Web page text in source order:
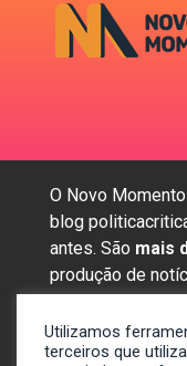
O Novo
blog
antes. São mais
produção de
assuntos mais
Utilizamos
terceiros que